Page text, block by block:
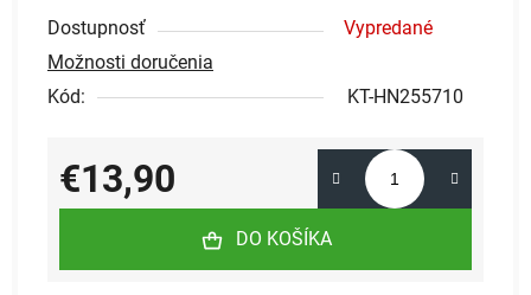
Dostupnosť
Vypredané
Možnosti doručenia
Kód:
KT-HN255710
€13,90
Jednotková cena:
DO KOŠÍKA